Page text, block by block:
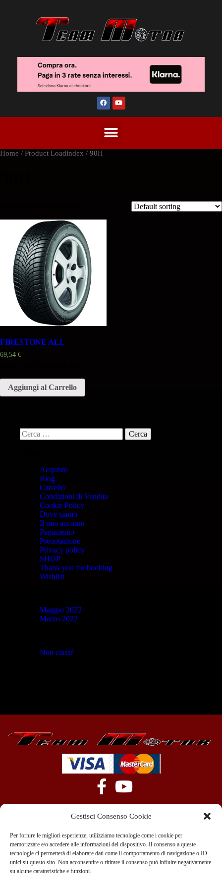
Gestisci Consenso Cookie
Per fornire le migliori esperienze, utilizziamo tecnologie come i cookie per
memorizzare e/o accedere alle informazioni del dispositivo. Il consenso a queste
tecnologie ci permetterà di elaborare dati come il comportamento di navigazione o ID
unici su questo sito. Non acconsentire o ritirare il consenso può influire negativamente
su alcune caratteristiche e funzioni.
Home / Product Loadindex / 90H
FIRESTONE ALL
69,54 €
Aggiungi al Carrello
Acquisto
Blog
Carrello
Condizioni di Vendita
Cookie Policy
Dove siamo
Il mio account
Pagamento
Prenotazione
Privacy policy
SHOP
Thank you for booking
Wishlist
Maggio 2022
Marzo 2022
Non classé
+39 351 970 89 33
info@teammotor.it